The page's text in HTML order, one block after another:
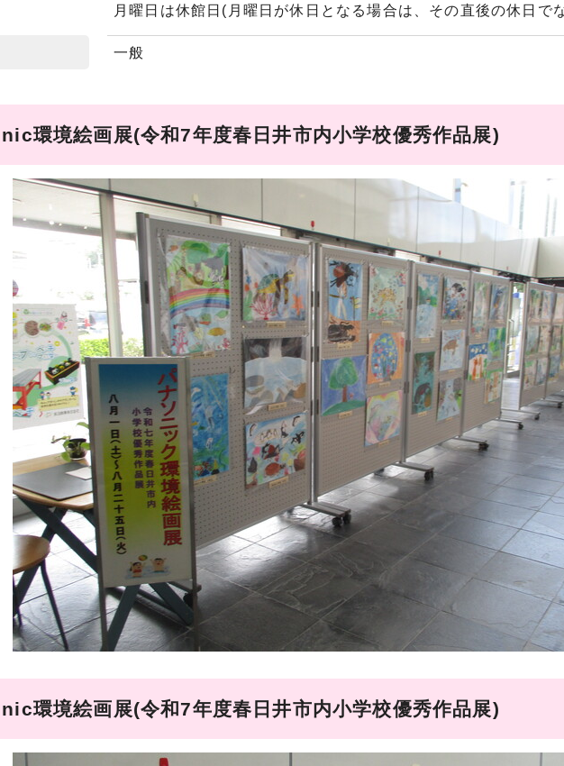
月曜日は休館日(月曜日が休日となる場合は、その直後の休日で
一般
環境絵画展(令和7年度春日井市内小学校優秀作品展)
環境絵画展(令和7年度春日井市内小学校優秀作品展)